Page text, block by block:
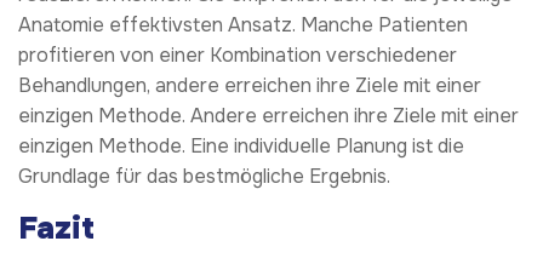
Anatomie effektivsten Ansatz. Manche Patienten
profitieren von einer Kombination verschiedener
Behandlungen, andere erreichen ihre Ziele mit einer
einzigen Methode. Andere erreichen ihre Ziele mit einer
einzigen Methode. Eine individuelle Planung ist die
Grundlage für das bestmögliche Ergebnis.
Fazit